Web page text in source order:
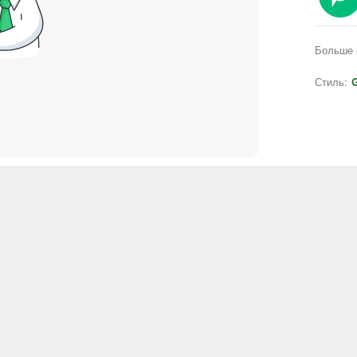
Больше
Стиль: